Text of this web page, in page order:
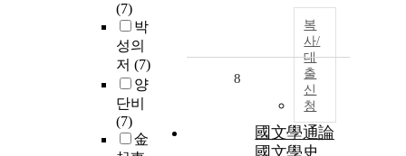
(7)
박
성의
저 (7)
양
단비
(7)
金
복
사/
대
출
신
청
8
國文學通論